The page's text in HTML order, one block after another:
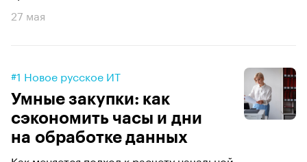
27 мая
#1 Новое русское ИТ
Умные закупки: как
сэкономить часы и дни
на обработке данных